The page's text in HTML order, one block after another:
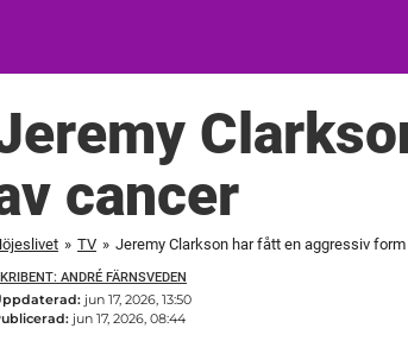
cancer
» TV » Jeremy Clarkson har fått en aggressiv
ANDRÉ FÄRNSVEDEN
jun 17, 2026, 13:50
jun 17, 2026, 08:44